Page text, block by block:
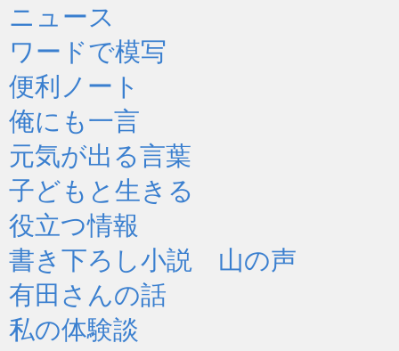
ニュース
ワードで模写
便利ノート
俺にも一言
元気が出る言葉
子どもと生きる
役立つ情報
書き下ろし小説 山の声
有田さんの話
私の体験談